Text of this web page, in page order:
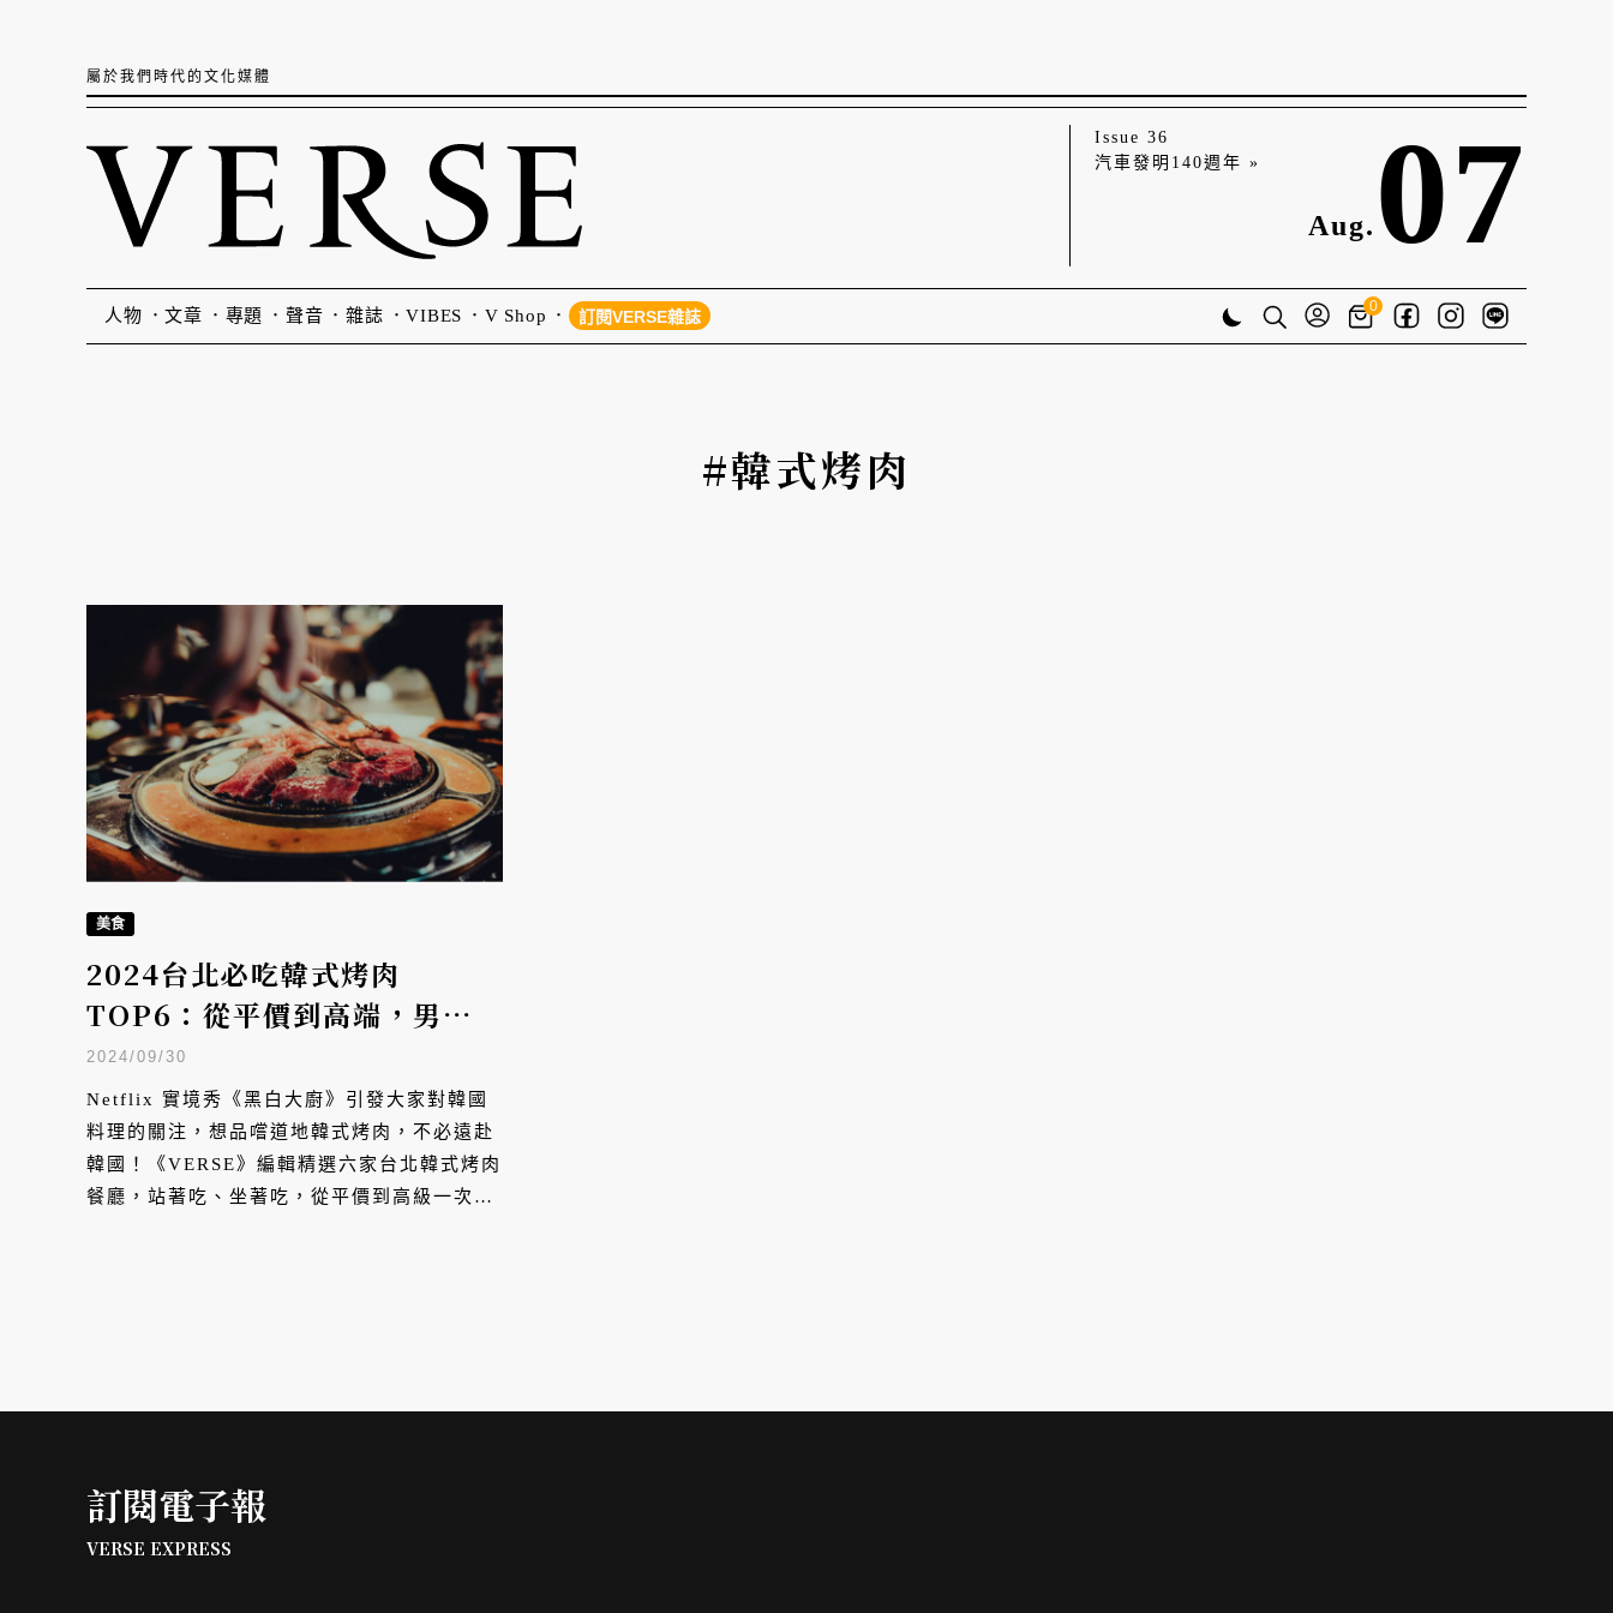
屬於我們時代的文化媒體
Issue 36
汽車發明140週年 »
Aug. 07
人物 文章 專題 聲音 雜誌 VIBES V Shop 訂閱VERSE雜誌
0
#韓式烤肉
美食
2024台北必吃韓式烤肉
TOP6：從平價到高端，男神
裴勇浚最愛「三元花園韓式餐
廳」、年輕人聚餐首選「新村
站著吃」、傳奇人物白種元旗
下品牌「本家燒肉」
2024/09/30
Netflix 實境秀《黑白大廚》引發大家對韓國
料理的關注，想品嚐道地韓式烤肉，不必遠赴
韓國！《VERSE》編輯精選六家台北韓式烤肉
餐廳，站著吃、坐著吃，從平價到高級一次囊
訂閱電子報
VERSE EXPRESS